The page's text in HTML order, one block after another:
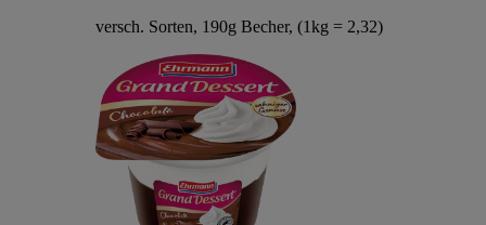
versch. Sorten, 190g Becher, (1kg = 2,32)